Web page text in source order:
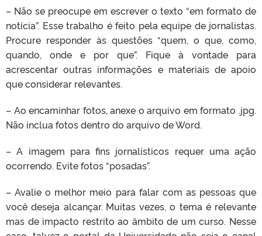
– Não se preocupe em escrever o texto “em formato de
notícia”. Esse trabalho é feito pela equipe de jornalistas.
Procure responder às questões “quem, o que, como,
quando, onde e por que”. Fique à vontade para
acrescentar outras informações e materiais de apoio
que considerar relevantes.
– Ao encaminhar fotos, anexe o arquivo em formato .jpg.
Não inclua fotos dentro do arquivo de Word.
– A imagem para fins jornalísticos requer uma ação
ocorrendo. Evite fotos “posadas”.
– Avalie o melhor meio para falar com as pessoasque
você deseja alcançar. Muitas vezes, o tema é relevante
mas de impacto restrito ao âmbito de um curso. Nesse